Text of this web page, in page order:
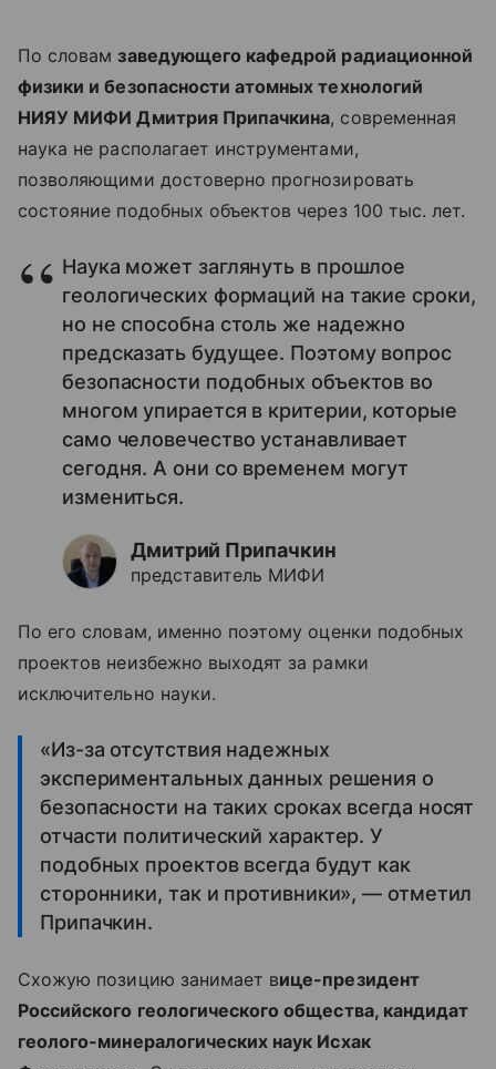
По словамзаведующего кафедрой радиационной
физики и безопасности атомных технологий
НИЯУ МИФИ Дмитрия Припачкина, современная
наука не располагает инструментами,
позволяющими достоверно прогнозировать
состояние подобных объектов через 100 тыс. лет.
Наука может заглянуть в прошлое
геологических формаций на такие сроки,
но не способна столь же надежно
предсказать будущее. Поэтому вопрос
безопасности подобных объектов во
многом упирается в критерии, которые
само человечество устанавливает
сегодня. А они со временем могут
измениться.
Дмитрий Припачкин
представитель МИФИ
По его словам, именно поэтому оценки подобных
проектов неизбежно выходят за рамки
исключительно науки.
«Из-за отсутствия надежных
экспериментальных данных решения о
безопасности на таких сроках всегда носят
отчасти политический характер. У
подобных проектов всегда будут как
сторонники, так и противники», — отметил
Припачкин.
Схожую позицию занимает вице-президент
Российского геологического общества, кандидат
геолого-минералогических наук Исхак